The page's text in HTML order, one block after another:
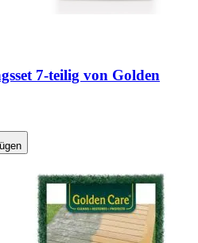
7-teilig von Golden